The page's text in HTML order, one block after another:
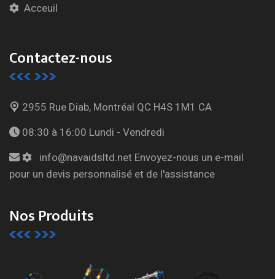
Acceuil
Contactez-nous
2955 Rue Diab, Montréal QC H4S 1M1 CA
08:30 à 16:00 Lundi - Vendredi
info@navaidsltd.net Envoyez-nous un e-mail
pour un devis personnalisé et de l'assistance
Nos Produits